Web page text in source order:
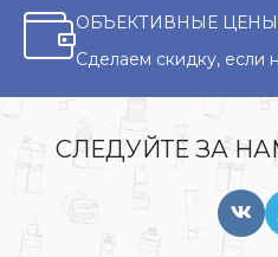
ОБЪЕКТИВНЫЕ ЦЕНЫ
Сделаем скидку, если
СЛЕДУЙТЕ ЗА